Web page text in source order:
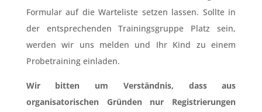
Formular auf die Warteliste setzen lassen. Sollte in
der entsprechenden Trainingsgruppe Platz sein,
werden wir uns melden und Ihr Kind zu einem
Probetraining einladen.
Wir bitten um Verständnis, dass aus
organisatorischen Gründen nur Registrierungen